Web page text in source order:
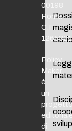
00198
Roma
C.F.
Policy
Maker
è
un
di